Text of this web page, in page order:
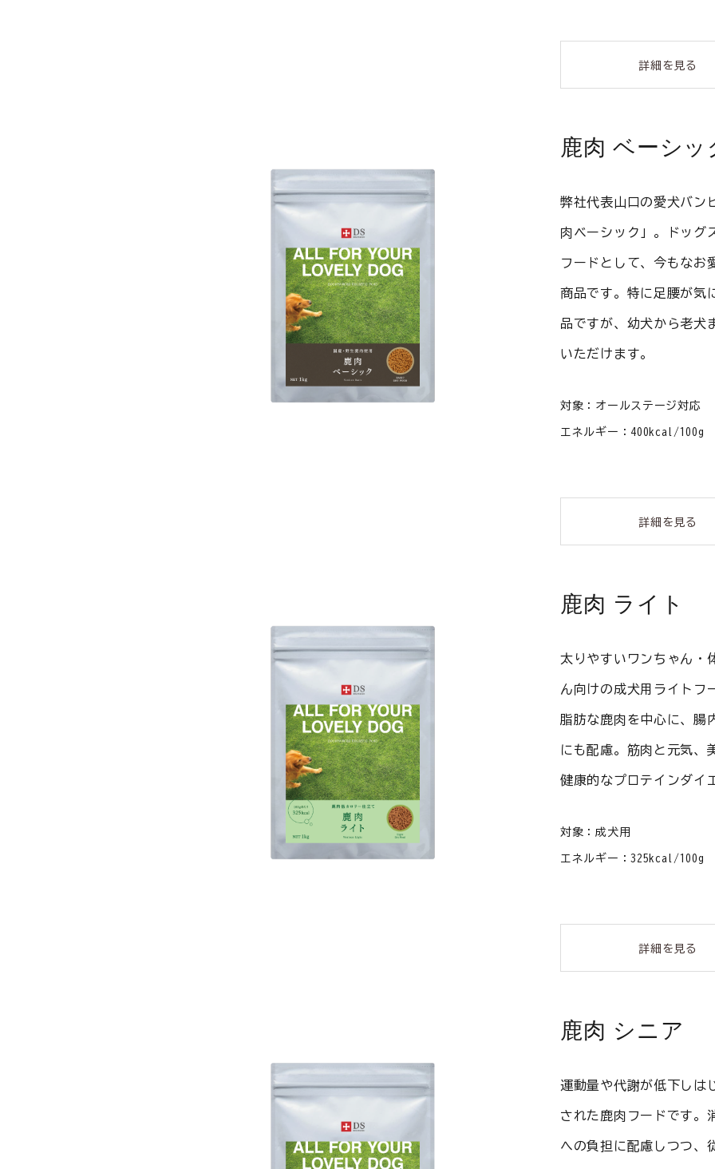
詳細を見る
鹿肉 ベーシッ
弊社代表山口の愛犬バン
肉ベーシック」。ドッグ
フードとして、今もなお
商品です。特に足腰が気
品ですが、幼犬から老犬
いただけます。
対象：オールステージ対応
エネルギー：400kcal/100g
詳細を見る
鹿肉 ライト
太りやすいワンちゃん・
ん向けの成犬用ライトフ
脂肪な鹿肉を中心に、腸
にも配慮。筋肉と元気、
健康的なプロテインダイ
対象：成犬用
エネルギー：325kcal/100g
詳細を見る
鹿肉 シニア
運動量や代謝が低下しは
された鹿肉フードです。
への負担に配慮しつつ、